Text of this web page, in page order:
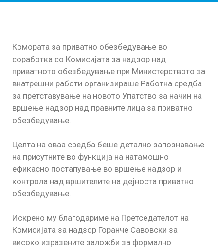
Комората за приватно обезбедување во
соработка со Комисијата за надзор над
приватното обезбедување при Министерството за
внатрешни работи организираше Работна средба
за претставување на новото Упатство за начин на
вршење надзор над правните лица за приватно
обезбедување.
Целта на оваа средба беше детално запознавање
на присутните во функција на натамошно
ефикасно постапување во вршење надзор и
контрола над вршителите на дејноста приватно
обезбедување.
Искрено му благодариме на Претседателот на
Комисијата за надзор Горанче Савовски за
високо изразените заложби за формално